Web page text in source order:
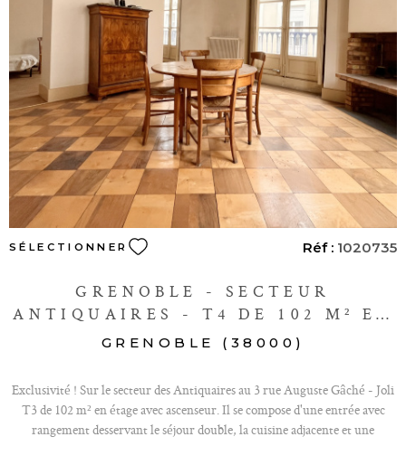
honoraires d'agence sont à la charge du vendeur.
VOIR LE BIEN
SÉLECTIONNER Réf : 1020735
GRENOBLE - SECTEUR
ANTIQUAIRES - T4 DE 102 M² EN
ÉTAGE AVEC ASCENSEUR
GRENOBLE (38000)
Exclusivité ! Sur le secteur des Antiquaires au 3 rue Auguste Gâché - Joli
T3 de 102 m² en étage avec ascenseur. Il se compose d'une entrée avec
rangement desservant le séjour double, la cuisine adjacente et une